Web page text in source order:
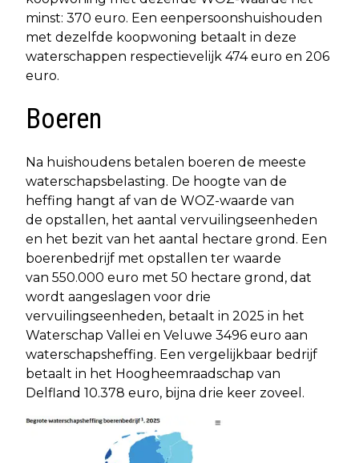
minst: 370 euro. Een eenpersoonshuishouden
met dezelfde koopwoning betaalt in deze
waterschappen respectievelijk 474 euro en 206
euro.
Boeren
Na huishoudens betalen boeren de meeste
waterschapsbelasting. De hoogte van de
heffing hangt af van de WOZ-waarde van
de opstallen, het aantal vervuilingseenheden
en het bezit van het aantal hectare grond. Een
boerenbedrijf met opstallen ter waarde
van 550.000 euro met 50 hectare grond, dat
wordt aangeslagen voor drie
vervuilingseenheden, betaalt in 2025 in het
Waterschap Vallei en Veluwe 3496 euro aan
waterschapsheffing. Een vergelijkbaar bedrijf
betaalt in het Hoogheemraadschap van
Delfland 10.378 euro, bijna drie keer zoveel.